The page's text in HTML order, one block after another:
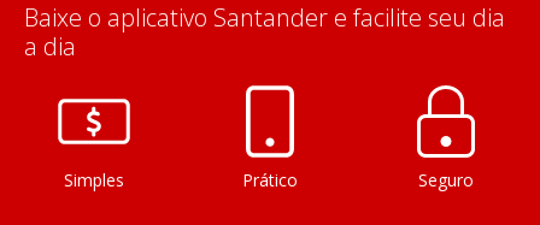
Baixe o aplicativo Santander e facilite seu dia
a dia
Simples Prático Seguro